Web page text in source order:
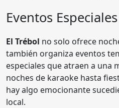
Eventos
El Trébol no solo ofrece
también organiza eventos
especiales que atraen a una
noches de karaoke hasta
hay algo emocionante
local.